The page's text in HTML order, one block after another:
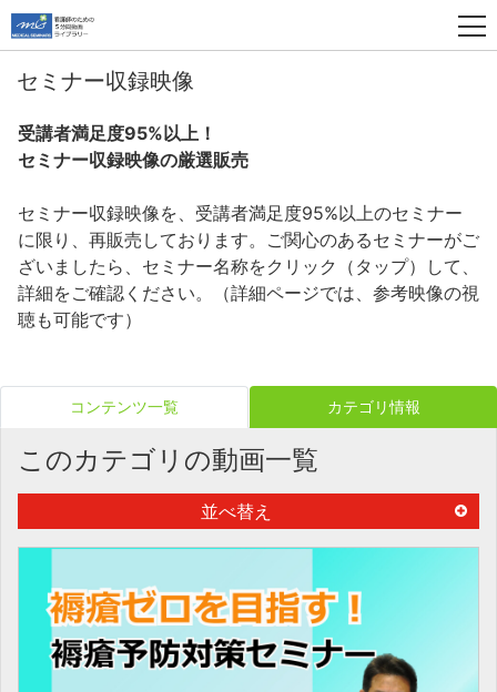
セミナー収録映像
受講者満足度95%以上！
セミナー収録映像の厳選販売
セミナー収録映像を、受講者満足度95%以上のセミナー
に限り、再販売しております。ご関心のあるセミナーがご
ざいましたら、セミナー名称をクリック（タップ）して、
詳細をご確認ください。（詳細ページでは、参考映像の視
聴も可能です）
コンテンツ一覧 カテゴリ情報
このカテゴリの動画一覧
並べ替え